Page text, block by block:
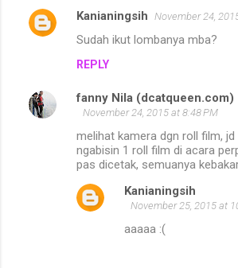
Kanianingsih November 24,
Sudah ikut lombanya mba?
REPLY
fanny Nila (dcatqueen.com)
November 24, 2015 at 8:48 PM
melihat kamera dgn roll film, jd
ngabisin 1 roll film di acara
pas dicetak, semuanya
Kanianingsih
November 25, 2015 at
aaaaa :(